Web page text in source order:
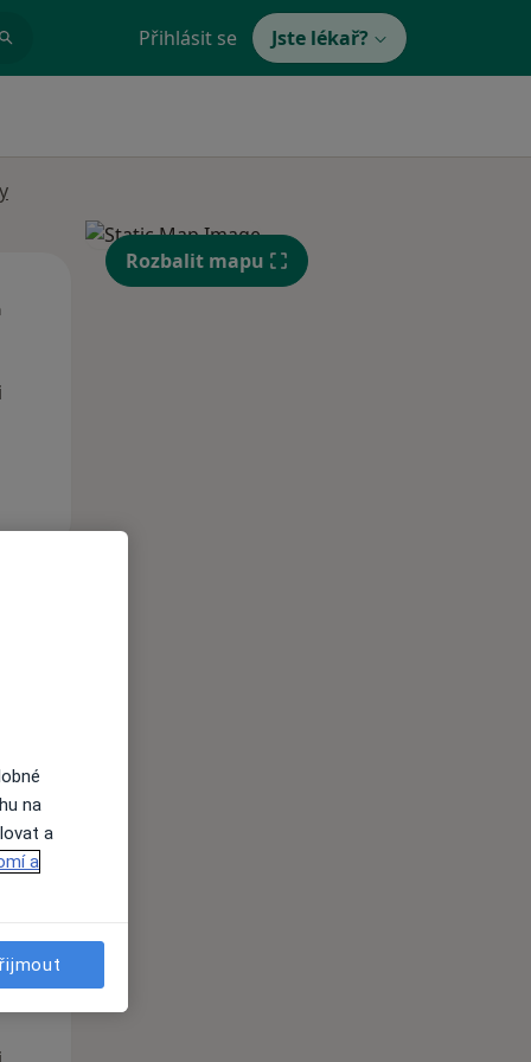
Přihlásit se Jste lékař?
Pá So
13 Srpen
Rozbalit mapu
na
a
a